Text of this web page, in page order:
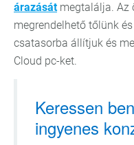
árazásátmegtalálja. Az
megrendelhető tőlünk
csatasorba állítjuk és
Cloud pc-ket.
Keressen
ingyenes